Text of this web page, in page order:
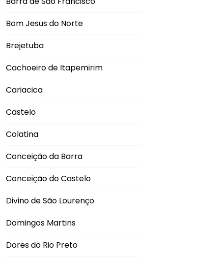
Bom Jesus do Norte
Brejetuba
Cachoeiro de Itapemirim
Cariacica
Castelo
Colatina
Conceição da Barra
Conceição do Castelo
Divino de São Lourenço
Domingos Martins
Dores do Rio Preto